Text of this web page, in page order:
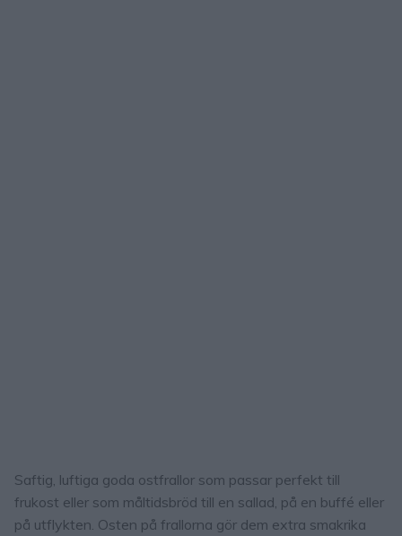
Saftig, luftiga goda ostfrallor som passar perfekt till
frukost eller som måltidsbröd till en sallad, på en buffé eller
på utflykten. Osten på frallorna gör dem extra smakrika